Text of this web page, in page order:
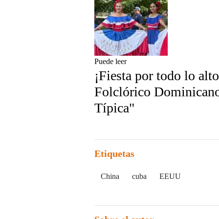
Puede leer
¡Fiesta por todo lo
Folclórico
Típica"
Etiquetas
China cuba EEUU